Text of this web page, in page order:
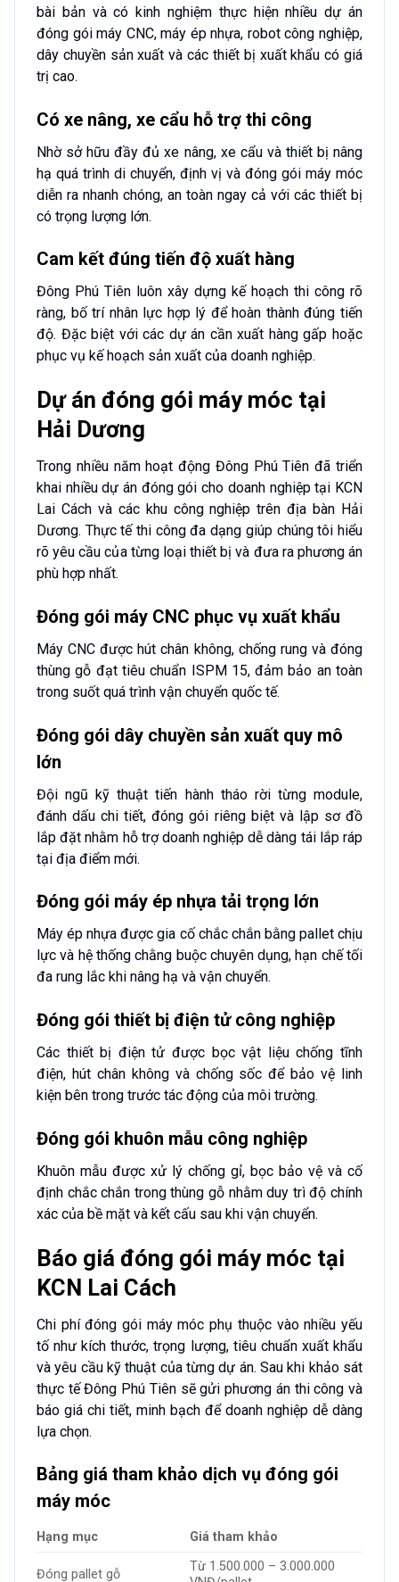
bài bản và có kinh nghiệm thực hiện nhiều dự án
đóng gói máy CNC, máy ép nhựa, robot công nghiệp,
dây chuyền sản xuất và các thiết bị xuất khẩu có giá
trị cao.
Có xe nâng, xe cẩu hỗ trợ thi công
Nhờ sở hữu đầy đủ xe nâng, xe cẩu và thiết bị nâng
hạ quá trình di chuyển, định vị và đóng gói máy móc
diễn ra nhanh chóng, an toàn ngay cả với các thiết bị
có trọng lượng lớn.
Cam kết đúng tiến độ xuất hàng
Đông Phú Tiên luôn xây dựng kế hoạch thi công rõ
ràng, bố trí nhân lực hợp lý để hoàn thành đúng tiến
độ. Đặc biệt với các dự án cần xuất hàng gấp hoặc
phục vụ kế hoạch sản xuất của doanh nghiệp.
Dự án đóng gói máy móc tại
Hải Dương
Trong nhiều năm hoạt động Đông Phú Tiên đã triển
khai nhiều dự án đóng gói cho doanh nghiệp tại KCN
Lai Cách và các khu công nghiệp trên địa bàn Hải
Dương. Thực tế thi công đa dạng giúp chúng tôi hiểu
rõ yêu cầu của từng loại thiết bị và đưa ra phương án
phù hợp nhất.
Đóng gói máy CNC phục vụ xuất khẩu
Máy CNC được hút chân không, chống rung và đóng
thùng gỗ đạt tiêu chuẩn ISPM 15, đảm bảo an toàn
trong suốt quá trình vận chuyển quốc tế.
Đóng gói dây chuyền sản xuất quy mô
lớn
Đội ngũ kỹ thuật tiến hành tháo rời từng module,
đánh dấu chi tiết, đóng gói riêng biệt và lập sơ đồ
lắp đặt nhằm hỗ trợ doanh nghiệp dễ dàng tái lắp ráp
tại địa điểm mới.
Đóng gói máy ép nhựa tải trọng lớn
Máy ép nhựa được gia cố chắc chắn bằng pallet chịu
lực và hệ thống chằng buộc chuyên dụng, hạn chế tối
đa rung lắc khi nâng hạ và vận chuyển.
Đóng gói thiết bị điện tử công nghiệp
Các thiết bị điện tử được bọc vật liệu chống tĩnh
điện, hút chân không và chống sốc để bảo vệ linh
kiện bên trong trước tác động của môi trường.
Đóng gói khuôn mẫu công nghiệp
Khuôn mẫu được xử lý chống gỉ, bọc bảo vệ và cố
định chắc chắn trong thùng gỗ nhằm duy trì độ chính
xác của bề mặt và kết cấu sau khi vận chuyển.
Báo giá đóng gói máy móc tại
KCN Lai Cách
Chi phí đóng gói máy móc phụ thuộc vào nhiều yếu
tố như kích thước, trọng lượng, tiêu chuẩn xuất khẩu
và yêu cầu kỹ thuật của từng dự án. Sau khi khảo sát
thực tế Đông Phú Tiên sẽ gửi phương án thi công và
báo giá chi tiết, minh bạch để doanh nghiệp dễ dàng
lựa chọn.
Bảng giá tham khảo dịch vụ đóng gói
máy móc
Hạng mục Giá tham khảo
Đóng pallet gỗ
Từ 1.500.000 – 3.000.000